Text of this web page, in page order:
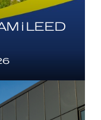
i LEED